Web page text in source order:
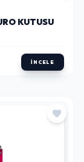
KUTUSU
İNCELE